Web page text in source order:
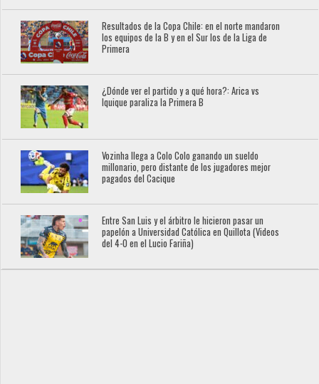
Resultados de la Copa Chile: en el norte mandaron
los equipos de la B y en el Sur los de la Liga de
Primera
¿Dónde ver el partido y a qué hora?: Arica vs
Iquique paraliza la Primera B
Vozinha llega a Colo Colo ganando un sueldo
millonario, pero distante de los jugadores mejor
pagados del Cacique
Entre San Luis y el árbitro le hicieron pasar un
papelón a Universidad Católica en Quillota (Videos
del 4-0 en el Lucio Fariña)